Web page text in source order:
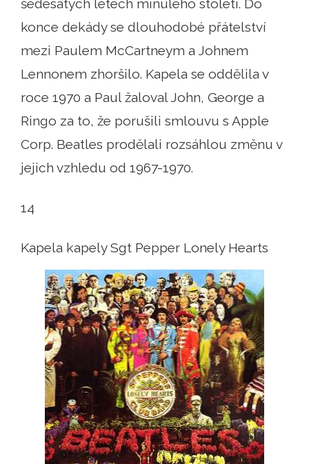
šedesátých letech minulého století. Do
konce dekády se dlouhodobé přátelství
mezi Paulem McCartneym a Johnem
Lennonem zhoršilo. Kapela se oddělila v
roce 1970 a Paul žaloval John, George a
Ringo za to, že porušili smlouvu s Apple
Corp. Beatles prodělali rozsáhlou změnu v
jejich vzhledu od 1967-1970.
14
Kapela kapely Sgt Pepper Lonely Hearts